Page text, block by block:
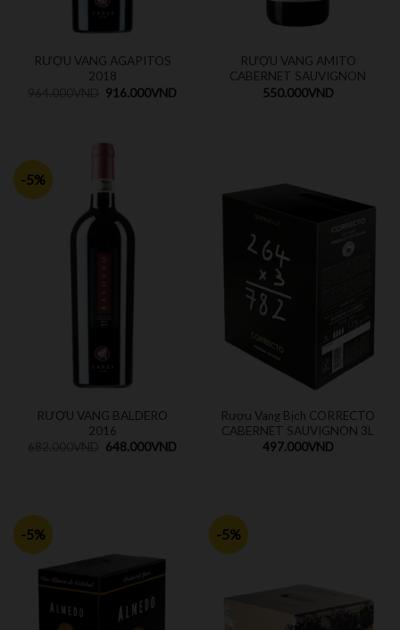
RƯỢU VANG AGAPITOS
2018
916.000VND
RƯỢU VANG AMITO
CABERNET SAUVIGNON
550.000VND
-5%
RƯỢU VANG BALDERO
2016
648.000VND
Rượu Vang Bịch CORRECTO
CABERNET SAUVIGNON 3L
497.000VND
-5% -5%